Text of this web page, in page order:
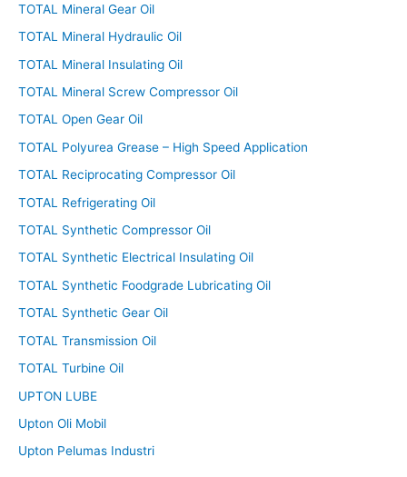
TOTAL Mineral Gear Oil
TOTAL Mineral Hydraulic Oil
TOTAL Mineral Insulating Oil
TOTAL Mineral Screw Compressor Oil
TOTAL Open Gear Oil
TOTAL Polyurea Grease – High Speed Application
TOTAL Reciprocating Compressor Oil
TOTAL Refrigerating Oil
TOTAL Synthetic Compressor Oil
TOTAL Synthetic Electrical Insulating Oil
TOTAL Synthetic Foodgrade Lubricating Oil
TOTAL Synthetic Gear Oil
TOTAL Transmission Oil
TOTAL Turbine Oil
UPTON LUBE
Upton Oli Mobil
Upton Pelumas Industri